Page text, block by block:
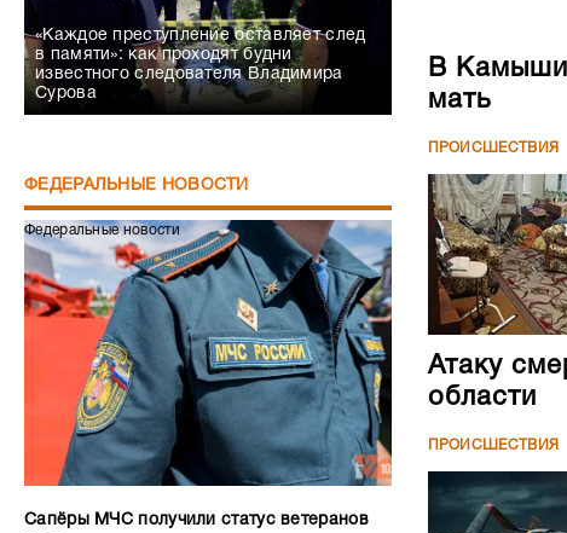
«Каждое преступление оставляет след
в памяти»: как проходят будни
известного следователя Владимира
Сурова
ФЕДЕРАЛЬНЫЕ НОВОСТИ
Федеральные новости
Сапёры МЧС получили статус ветеранов
В
мать
ПРОИСШЕСТВИЯ
Атаку
области
ПРОИСШЕСТВИЯ